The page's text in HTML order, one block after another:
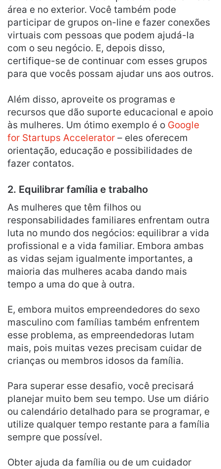
área e no exterior. Você também pode
participar de grupos on-line e fazer conexões
virtuais com pessoas que podem ajudá-la
com o seu negócio. E, depois disso,
certifique-se de continuar com esses grupos
para que vocês possam ajudar uns aos outros.
Além disso, aproveite os programas e
recursos que dão suporte educacional e apoio
às mulheres. Um ótimo exemplo é o Google
for Startups Accelerator – eles oferecem
orientação, educação e possibilidades de
fazer contatos.
2. Equilibrar família e trabalho
As mulheres que têm filhos ou
responsabilidades familiares enfrentam outra
luta no mundo dos negócios: equilibrar a vida
profissional e a vida familiar. Embora ambas
as vidas sejam igualmente importantes, a
maioria das mulheres acaba dando mais
tempo a uma do que à outra.
E, embora muitos empreendedores do sexo
masculino com famílias também enfrentem
esse problema, as empreendedoras lutam
mais, pois muitas vezes precisam cuidar de
crianças ou membros idosos da família.
Para superar esse desafio, você precisará
planejar muito bem seu tempo. Use um diário
ou calendário detalhado para se programar, e
utilize qualquer tempo restante para a família
sempre que possível.
Obter ajuda da família ou de um cuidador